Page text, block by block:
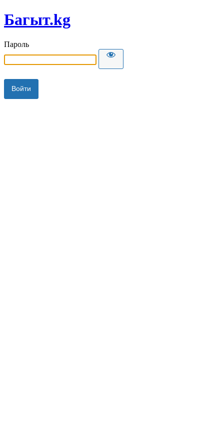
Багыт.kg
Пароль